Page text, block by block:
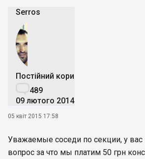
Serros
Постійний користувач
489
09 лютого 2014
05 квіт 2015 17:58
Уважаемые соседи по секции, у вас
вопрос за что мы платим 50 грн